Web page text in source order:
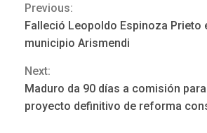
Continue
Reading
Previous:
Falleció Leopoldo Espinoza Prieto
municipio Arismendi
Next:
Maduro da 90 días a comisión
proyecto definitivo de reforma
ÚLTIMA HORA
Hutíes de